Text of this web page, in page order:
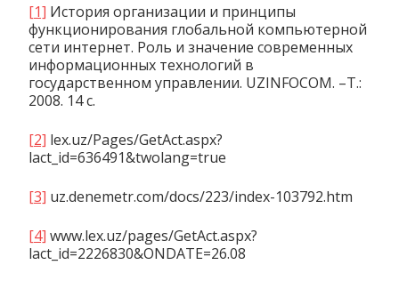
[1] История организации и принципы
функционирования глобальной компьютерной
сети интернет. Роль и значение современных
информационных технологий в
государственном управлении. UZINFOCOM. –Т.:
2008. 14 с.
[2] lex.uz/Pages/GetAct.aspx?
lact_id=636491&twolang=true
[3] uz.denemetr.com/docs/223/index-103792.htm
[4] www.lex.uz/pages/GetAct.aspx?
lact_id=2226830&ONDATE=26.08